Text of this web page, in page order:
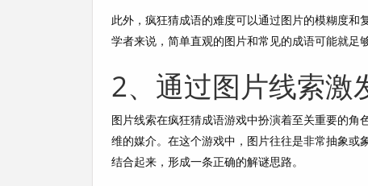
此外，疯狂猜成语的难度可以通过图片的模糊度
学者来说，简单直观的图片和常见的成语可能就足
2、通过图片线索激
图片线索在疯狂猜成语游戏中扮演着至关重要的
维的媒介。在这个游戏中，图片往往是非常抽象
结合起来，形成一条正确的解谜思路。